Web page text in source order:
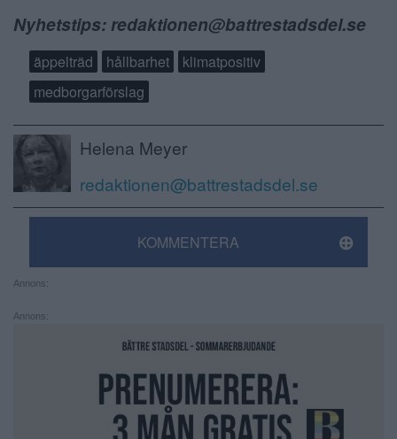
Nyhetstips: redaktionen@battrestadsdel.se
äppelträd hållbarhet
klimatpositiv
medborgarförslag
Helena Meyer
redaktionen@battrestadsdel.se
KOMMENTERA
Annons:
Annons: